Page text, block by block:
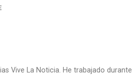
Vive La Noticia. He trabajado